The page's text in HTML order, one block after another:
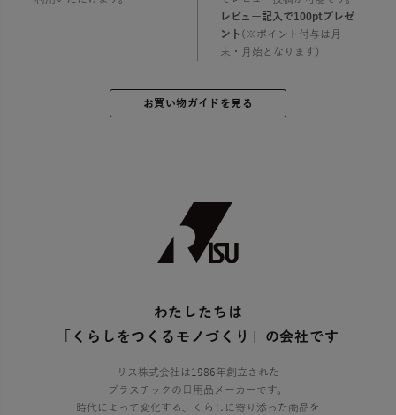
レビュー記入で100ptプレゼ
ント (※ポイント付与は月
末・月始となります)
お買い物ガイドを見る
わたしたちは
「くらしをつくるモノづくり」の会社です
リス株式会社は1986年創立された
プラスチックの日用品メーカーです。
時代によって変化する、くらしに寄り添った商品を